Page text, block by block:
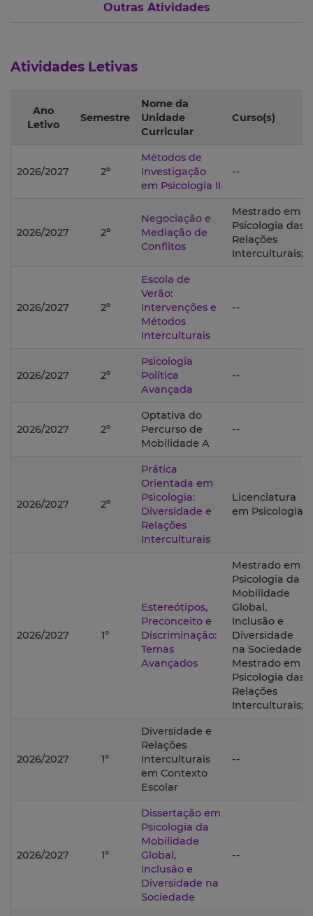
Outras Atividades
Atividades Letivas
Ano
Letivo
Semestre
Nome da
Unidade
Curricular
Curso(s)
2026/2027 2º
Métodos de
Investigação
em Psicologia II
--
2026/2027 2º
Negociação e
Mediação de
Conflitos
Mestrado em
Psicologia das
Relações
Interculturais;
2026/2027 2º
Escola de
Verão:
Intervenções e
Métodos
Interculturais
--
2026/2027 2º
Psicologia
Política
Avançada
--
2026/2027 2º
Optativa do
Percurso de
Mobilidade A
--
2026/2027 2º
Prática
Orientada em
Psicologia:
Diversidade e
Relações
Interculturais
Licenciatura
em Psicologia;
2026/2027 1º
Estereótipos,
Preconceito e
Discriminação:
Temas
Avançados
Mestrado em
Psicologia da
Mobilidade
Global,
Inclusão e
Diversidade
na Sociedade;
Mestrado em
Psicologia das
Relações
Interculturais;
2026/2027 1º
Diversidade e
Relações
Interculturais
em Contexto
Escolar
--
2026/2027 1º
Dissertação em
Psicologia da
Mobilidade
Global,
Inclusão e
Diversidade na
Sociedade
--